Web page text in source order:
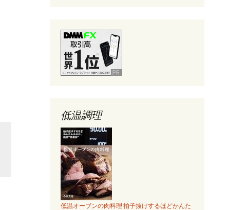
低温調理
低温オーブンの肉料理 拍子抜けするほどかんた